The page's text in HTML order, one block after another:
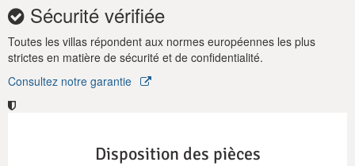
Sécurité vérifiée
Toutes les villas répondent aux normes européennes les plus
strictes en matière de sécurité et de confidentialité.
Consultez notre garantie
Disposition des pièces